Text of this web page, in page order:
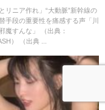
ない！「さっさとリニ
リニア作れ」“大動脈”新幹線の
手段の重要性を痛感する声「川
魔すんな」 （出典：
） （出典 ...